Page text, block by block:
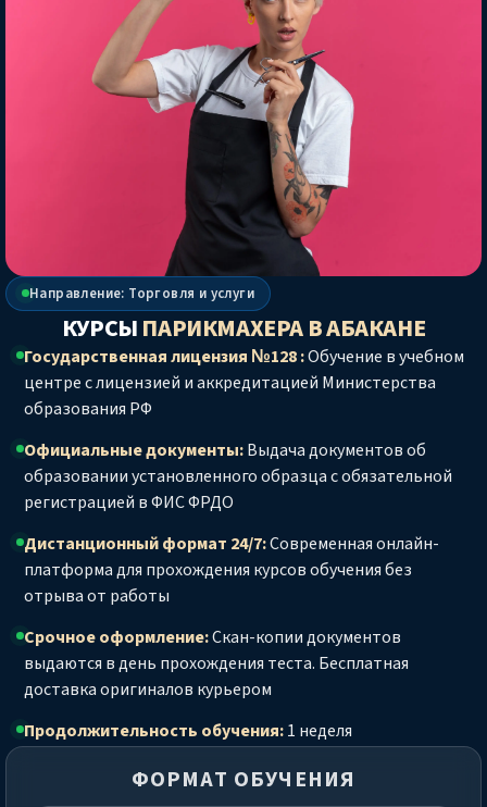
Направление: Торговля и услуги
КУРСЫПАРИКМАХЕРАВ АБАКАНЕ
Государственная лицензия №128 :Обучение в учебном
центре с лицензией и аккредитацией Министерства
образования РФ
Официальные документы:Выдача документов об
образовании установленного образца с обязательной
регистрацией в ФИС ФРДО
Дистанционный формат 24/7:Современная онлайн-
платформа для прохождения курсов обучения без
отрыва от работы
Срочное оформление:Скан-копии документов
выдаются в день прохождения теста. Бесплатная
доставка оригиналов курьером
Продолжительность обучения:1 неделя
ФОРМАТ ОБУЧЕНИЯ